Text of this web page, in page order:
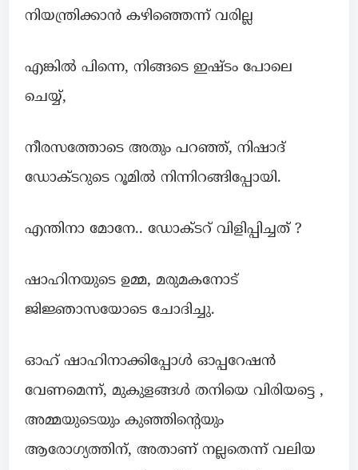
നിയന്ത്രിക്കാൻ കഴിഞ്ഞെന്ന് വരില്ല
എങ്കിൽ പിന്നെ, നിങ്ങടെ ഇഷ്ടം പോലെ
ചെയ്യ്,
നീരസത്തോടെ അതും പറഞ്ഞ്, നിഷാദ്
ഡോക്ടറുടെ റൂമിൽ നിന്നിറങ്ങിപ്പോയി.
എന്തിനാ മോനേ.. ഡോക്ടറ് വിളിപ്പിച്ചത് ?
ഷാഹിനയുടെ ഉമ്മ, മരുമകനോട്
ജിജ്ഞാസയോടെ ചോദിച്ചു.
ഓഹ് ഷാഹിനാക്കിപ്പോൾ ഓപ്പറേഷൻ
വേണമെന്ന്, മുകുളങ്ങൾ തനിയെ വിരിയട്ടെ ,
അമ്മയുടെയും കുഞ്ഞിൻ്റെയും
ആരോഗ്യത്തിന്, അതാണ് നല്ലതെന്ന് വലിയ